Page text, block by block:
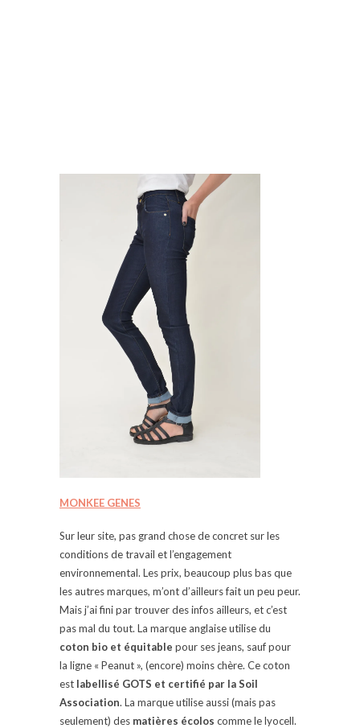
MONKEE GENES
Sur leur site, pas grand chose de concret sur les
conditions de travail et l’engagement
environnemental. Les prix, beaucoup plus bas que
les autres marques, m’ont d’ailleurs fait un peu peur.
Mais j’ai fini par trouver des infos ailleurs, et c’est
pas mal du tout. La marque anglaise utilise du
coton bio et équitable pour ses jeans, sauf pour
la ligne « Peanut », (encore) moins chère. Ce coton
est labellisé GOTS et certifié par la Soil
Association. La marque utilise aussi (mais pas
seulement) des matières écolos comme le lyocell.